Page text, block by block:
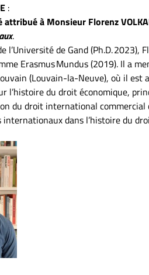
:
attribué à Monsieur Florenz
.
l’Université de Gand (Ph.D.
Erasmus Mundus (2019). Il a
(Louvain-la-Neuve), où il
l’histoire du droit économique,
du droit international
internationaux dans l’histoire du